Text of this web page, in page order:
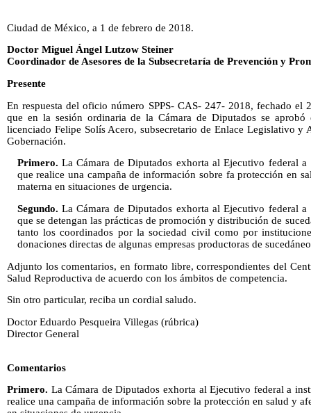
Ciudad de México, a 1 de febrero de 2018.
Doctor Miguel Ángel Lutzow Steiner
Coordinador de Asesores de la Subsecretaría de Prevención y
Presente
En respuesta del oficio número SPPS- CAS- 247- 2018, fechado
que en la sesión ordinaria de la Cámara de Diputados se
licenciado Felipe Solís Acero, subsecretario de Enlace Legislativo y
Gobernación.
Primero. La Cámara de Diputados exhorta al Ejecutivo federal
que realice una campaña de información sobre fa protección en
materna en situaciones de urgencia.
Segundo. La Cámara de Diputados exhorta al Ejecutivo federal
que se detengan las prácticas de promoción y distribución de
tanto los coordinados por la sociedad civil como por
donaciones directas de algunas empresas productoras de
Adjunto los comentarios, en formato libre, correspondientes del
Salud Reproductiva de acuerdo con los ámbitos de competencia.
Sin otro particular, reciba un cordial saludo.
Doctor Eduardo Pesqueira Villegas (rúbrica)
Director General
Comentarios
Primero. La Cámara de Diputados exhorta al Ejecutivo federal a
realice una campaña de información sobre la protección en salud y